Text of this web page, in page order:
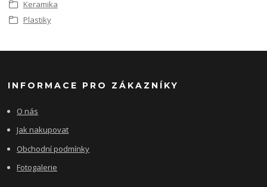
Keramika
Plastiky
INFORMACE PRO ZÁKAZNÍKY
O nás
Jak nakupovat
Obchodní podmínky
Fotogalerie